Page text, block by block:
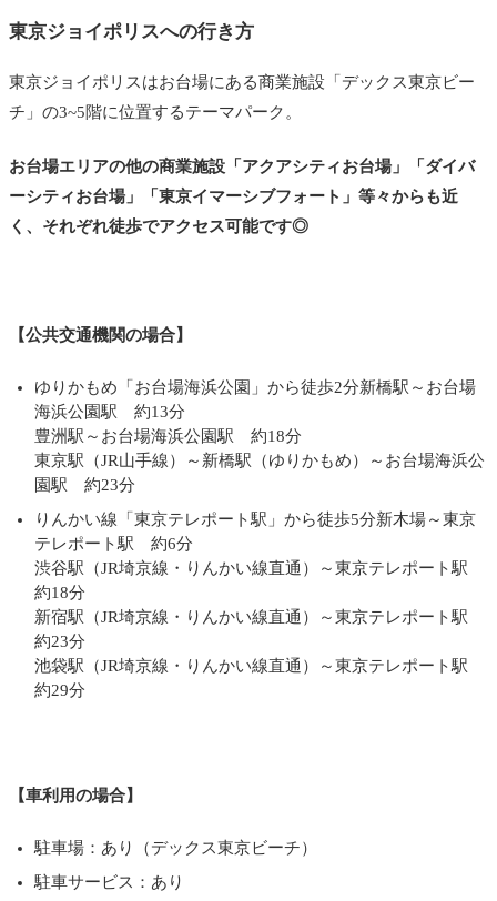
東京ジョイポリスへの行き方
東京ジョイポリスはお台場にある商業施設「デックス東京ビー
チ」の3~5階に位置するテーマパーク。
お台場エリアの他の商業施設「アクアシティお台場」「ダイバ
ーシティお台場」「東京イマーシブフォート」等々からも近
く、それぞれ徒歩でアクセス可能です◎
【公共交通機関の場合】
ゆりかもめ「お台場海浜公園」から徒歩2分新橋駅～お台場
海浜公園駅 約13分
豊洲駅～お台場海浜公園駅 約18分
東京駅（JR山手線）～新橋駅（ゆりかもめ）～お台場海浜公
園駅 約23分
りんかい線「東京テレポート駅」から徒歩5分新木場～東京
テレポート駅 約6分
渋谷駅（JR埼京線・りんかい線直通）～東京テレポート駅
約18分
新宿駅（JR埼京線・りんかい線直通）～東京テレポート駅
約23分
池袋駅（JR埼京線・りんかい線直通）～東京テレポート駅
約29分
【車利用の場合】
駐車場：あり（デックス東京ビーチ）
駐車サービス：あり